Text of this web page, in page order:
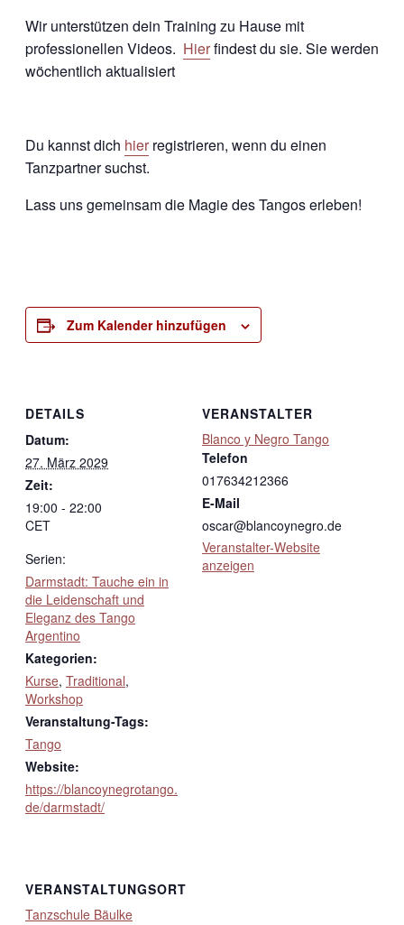
Wir unterstützen dein Training zu Hause mit
professionellen Videos. Hierfindest du sie. Sie werden
wöchentlich aktualisiert
Du kannst dich hier registrieren, wenn du einen
Tanzpartner suchst.
Lass uns gemeinsam die Magie des Tangos erleben!
Zum Kalender hinzufügen
DETAILS
Datum:
27. März 2029
Zeit:
19:00 - 22:00
CET
Serien:
Darmstadt: Tauche ein in
die Leidenschaft und
Eleganz des Tango
Argentino
Kategorien:
Kurse, Traditional,
Workshop
Veranstaltung-Tags:
Tango
Website:
https://blancoynegrotango.
de/darmstadt/
VERANSTALTER
Blanco y Negro Tango
Telefon
017634212366
E-Mail
oscar@blancoynegro.de
Veranstalter-Website
anzeigen
VERANSTALTUNGSORT
Tanzschule Bäulke